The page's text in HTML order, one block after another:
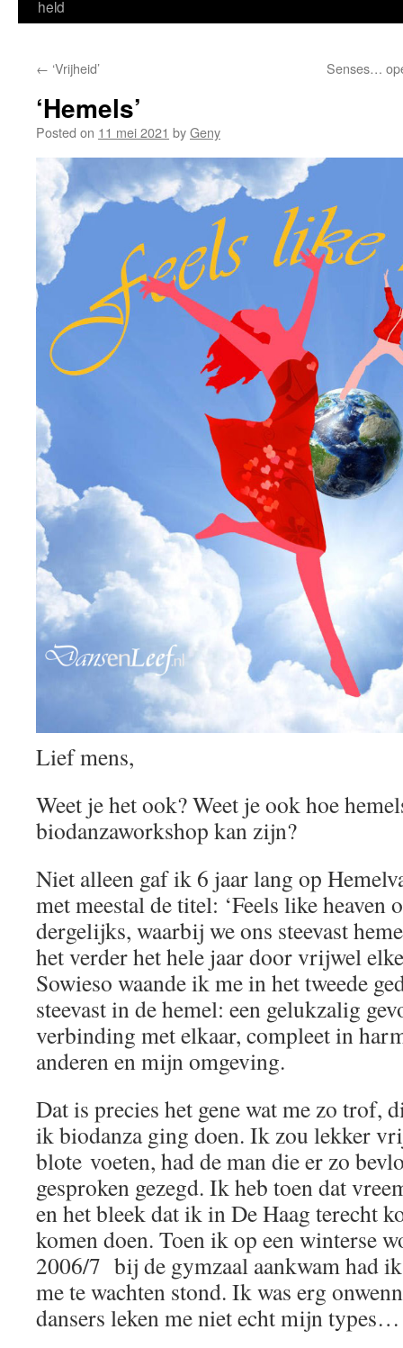
held
← ‘Vrijheid’ Senses…
‘Hemels’
Posted on 11 mei 2021 byGeny
Lief mens,
Weet je het ook? Weet je ook hoe
biodanzaworkshop kan zijn?
Niet alleen gaf ik 6 jaar lang op
met meestal de titel: ‘Feels like heaven
dergelijks, waarbij we ons steevast
het verder het hele jaar door vrijwel
Sowieso waande ik me in het tweede
steevast in de hemel: een gelukzalig
verbinding met elkaar, compleet in
anderen en mijn omgeving.
Dat is precies het gene wat me zo trof,
ik biodanza ging doen. Ik zou lekker
blote voeten, had de man die er zo
gesproken gezegd. Ik heb toen dat
en het bleek dat ik in De Haag terecht
komen doen. Toen ik op een winterse
2006/7 bij de gymzaal aankwam had
me te wachten stond. Ik was erg
dansers leken me niet echt mijn types…